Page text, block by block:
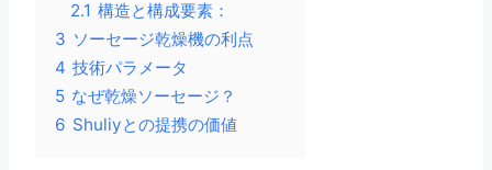
2.1 構造と構成要素：
3 ソーセージ乾燥機の利点
4 技術パラメータ
5 なぜ乾燥ソーセージ？
6 Shuliyとの提携の価値